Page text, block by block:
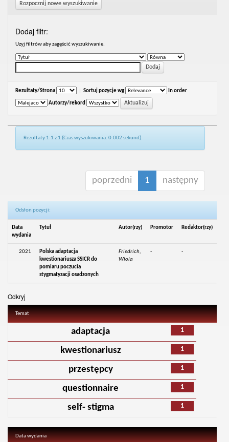
Rozpocznij nowe wyszukiwanie
Dodaj filtr:
Uzyj filtrów aby zagęścić wyszukiwanie.
Rezultaty/Strona Sortuj pozycje wg In order
Autorzy/rekord
Rezultaty 1-1 z 1 (Czas wyszukiwania: 0.002 sekund).
poprzedni 1 następny
Odsłon pozycji:
Data
wydania
Tytuł Autor(rzy) Promotor Redaktor(rzy)
2021
Polska adaptacja
kwestionariusza SSICR do
pomiaru poczucia
stygmatyzacji osadzonych
Friedrich,
Wiola
- -
Odkryj
Temat
1
adaptacja
1
kwestionariusz
1
przestępcy
1
questionnaire
1
self- stigma
Data wydania